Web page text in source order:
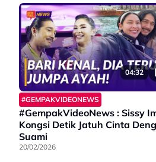
04:32
#GEMPAKVIDEONEWS
#GempakVideoNews : Sissy
Kongsi Detik Jatuh Cinta
Suami
20/02/2026